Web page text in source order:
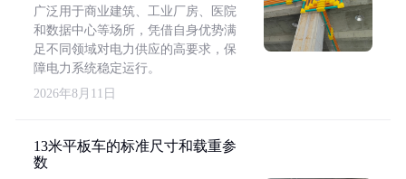
广泛用于商业建筑、工业厂房、医院
和数据中心等场所，凭借自身优势满
足不同领域对电力供应的高要求，保
障电力系统稳定运行。
2026年8月11日
13米平板车的标准尺寸和载重参
数